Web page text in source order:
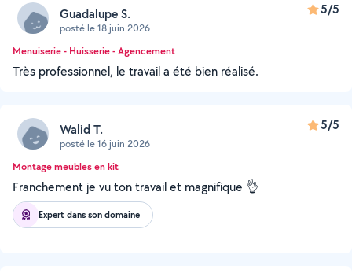
Guadalupe S.
posté le 18 juin 2026
5/5
Menuiserie - Huisserie - Agencement
Très professionnel, le travail a été bien réalisé.
Walid T.
posté le 16 juin 2026
5/5
Montage meubles en kit
Franchement je vu ton travail et magnifique 👌
Expert dans son domaine